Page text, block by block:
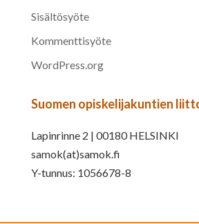
Sisältösyöte
Kommenttisyöte
WordPress.org
Suomen opiskelijakuntien
Lapinrinne 2 | 00180 HELSINKI
samok(at)samok.fi
Y-tunnus: 1056678-8